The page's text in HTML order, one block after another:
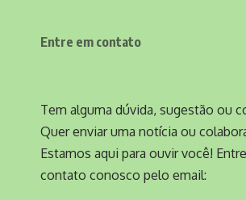
Entre em contato
Tem alguma dúvida, sugestão ou
Quer enviar uma notícia ou
Estamos aqui para ouvir você!
contato conosco pelo email: